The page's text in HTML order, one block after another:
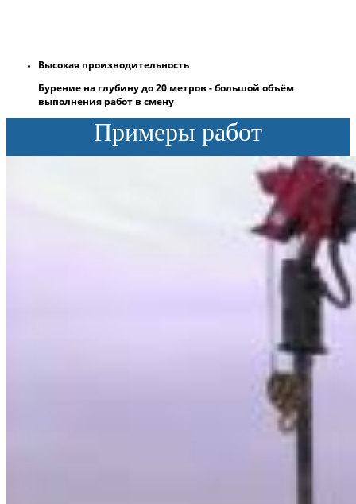
Высокая производительность
Бурение на глубину до 20 метров - большой объём
выполнения работ в смену
Примеры работ